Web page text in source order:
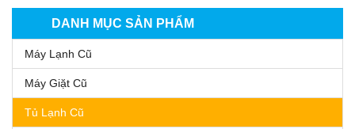
DANH MỤC SẢN PHẨM
Máy Lạnh Cũ
Máy Giặt Cũ
Tủ Lạnh Cũ